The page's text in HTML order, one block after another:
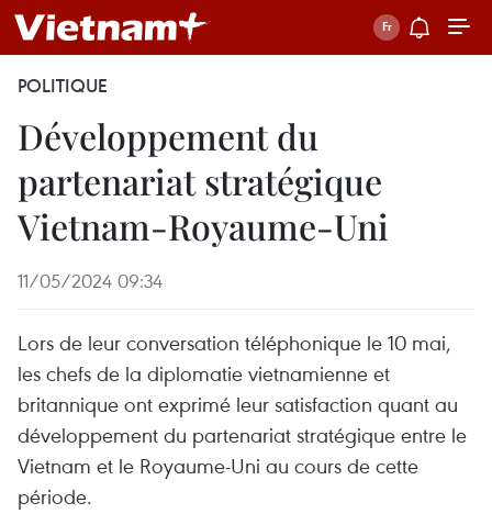
POLITIQUE
Développement du
partenariat stratégique
Vietnam-Royaume-Uni
11/05/2024 09:34
Lors de leur conversation téléphonique le 10 mai,
les chefs de la diplomatie vietnamienne et
britannique ont exprimé leur satisfaction quant au
développement du partenariat stratégique entre le
Vietnam et le Royaume-Uni au cours de cette
période.